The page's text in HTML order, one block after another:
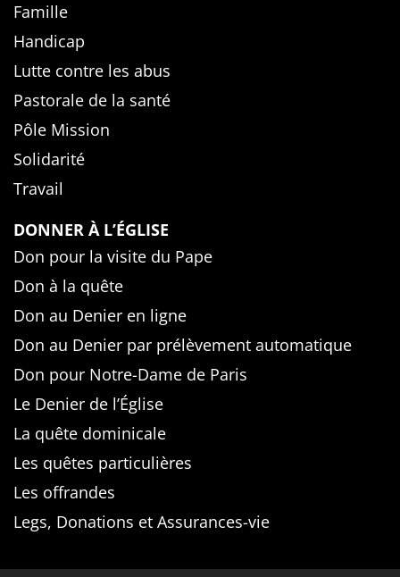
Famille
Handicap
Lutte contre les abus
Pastorale de la santé
Pôle Mission
Solidarité
Travail
DONNER À L’ÉGLISE
Don pour la visite du Pape
Don à la quête
Don au Denier en ligne
Don au Denier par prélèvement automatique
Don pour Notre-Dame de Paris
Le Denier de l’Église
La quête dominicale
Les quêtes particulières
Les offrandes
Legs, Donations et Assurances-vie